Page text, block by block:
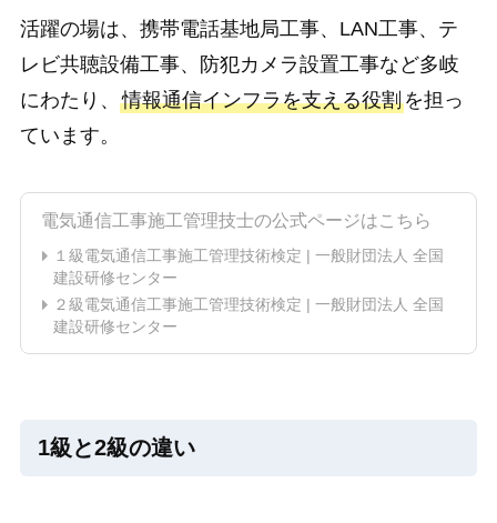
活躍の場は、携帯電話基地局工事、LAN工事、テ
レビ共聴設備工事、防犯カメラ設置工事など多岐
にわたり、 情報通信インフラを支える役割を担っ
ています。
電気通信工事施工管理技士の公式ページはこちら
１級電気通信工事施工管理技術検定 | 一般財団法人 全国
建設研修センター
２級電気通信工事施工管理技術検定 | 一般財団法人 全国
建設研修センター
1級と2級の違い